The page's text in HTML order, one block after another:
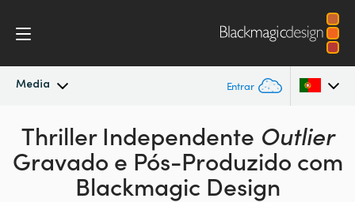
Media Entrar
Novidades
Arquivo
Argentina
Australia
Austria
Thriller Independente Outlier
Gravado e Pós-Produzido com
Blackmagic Design